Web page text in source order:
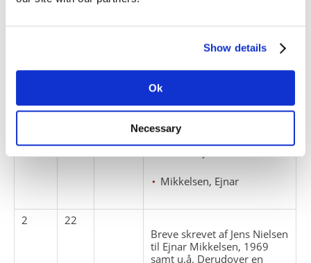
Show details
Ok
Necessary
Breve skrevet af Ejnar
Mikkelsen til Jens Nielsen,
1959-1970.
A 094, Ejnar Mikkelsen
Mikkelsen, Ejnar
2
22
Breve skrevet af Jens Nielsen
til Ejnar Mikkelsen, 1969
samt u.å. Derudover en